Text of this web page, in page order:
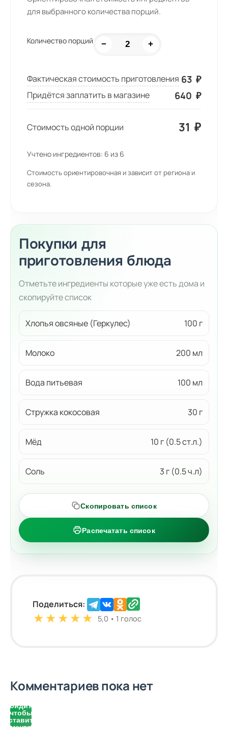
для выбранного количества порций.
Количество порций − +
Фактическая стоимость приготовления 63 ₽
Придётся заплатить в магазине 640 ₽
Стоимость одной порции 31 ₽
Учтено ингредиентов: 6 из 6
Стоимость ориентировочная и зависит от региона и
сезона.
Покупки для
приготовления блюда
Отметьте ингредиенты которые уже есть дома и
скопируйте список
Хлопья овсяные (Геркулес) 100 г
Молоко 200 мл
Вода питьевая 100 мл
Стружка кокосовая 30 г
Мёд 10 г (0.5 ст.л.)
Соль 3 г (0.5 ч.л)
Скопировать список
Распечатать список
Поделиться:
★ ★ ★ ★ ★ 5,0 • 1 голос
Комментариев пока нет
Войдите,
чтобы
оставить